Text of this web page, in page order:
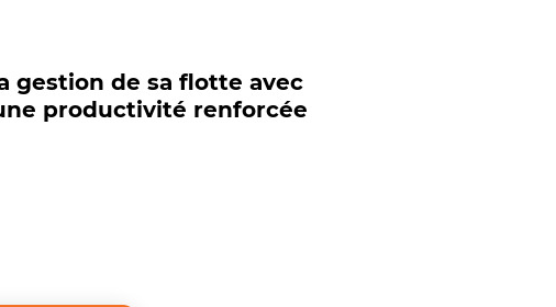
gestion de sa flotte avec
productivité renforcée